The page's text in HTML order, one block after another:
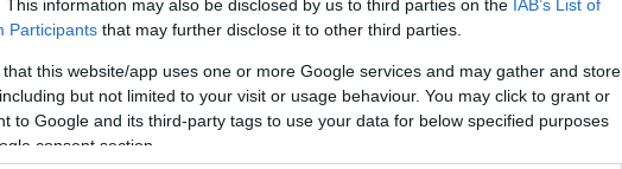
This information may also be disclosed by us to third parties on the IAB’s List of
Participants that may further disclose it to other third parties.
that this website/app uses one or more Google services and may gather and store
but not limited to your visit or usage behaviour. You may click to grant or
to Google and its third-party tags to use your data for below specified purposes
consent section.